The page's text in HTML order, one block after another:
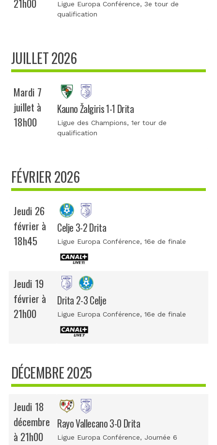
21h00
Ligue Europa Conférence, 3e tour de
qualification
JUILLET 2026
Mardi 7
juillet à
18h00
Kauno Žalgiris 1-1 Drita
Ligue des Champions, 1er tour de
qualification
FÉVRIER 2026
Jeudi 26
février à
18h45
Celje 3-2 Drita
Ligue Europa Conférence, 16e de finale
Jeudi 19
février à
21h00
Drita 2-3 Celje
Ligue Europa Conférence, 16e de finale
DÉCEMBRE 2025
Jeudi 18
décembre
à 21h00
Rayo Vallecano 3-0 Drita
Ligue Europa Conférence, Journée 6